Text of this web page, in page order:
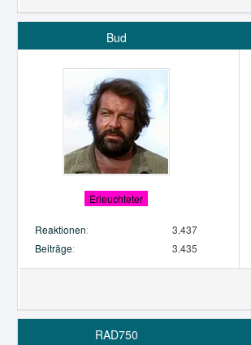
Bud
Erleuchteter
Reaktionen
3.437
Beiträge
3.435
RAD750